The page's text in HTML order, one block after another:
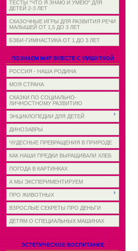
ТЕСТЫ "ЧТО Я ЗНАЮ И УМЕЮ" ДЛЯ
ДЕТЕЙ 2-3 ЛЕТ
СКАЗОЧНЫЕ ИГРЫ ДЛЯ РАЗВИТИЯ РЕЧИ
МАЛЫШЕЙ ОТ 1,5 ДО 3 ЛЕТ
БЭБИ-ГИМНАСТИКА ОТ 1 ДО 3 ЛЕТ
ПОЗНАЕМ МИР ВМЕСТЕ С МИШУТКОЙ
РОССИЯ - НАША РОДИНА
МОЯ СТРАНА
СКАЗКИ ПО СОЦИАЛЬНО-
ЛИЧНОСТНОМУ РАЗВИТИЮ
ЭНЦИКЛОПЕДИИ ДЛЯ ДЕТЕЙ
ДИНОЗАВРЫ
ЧУДЕСНЫЕ ПРЕВРАЩЕНИЯ В ПРИРОДЕ
КАК НАШИ ПРЕДКИ ВЫРАЩИВАЛИ ХЛЕБ
ПОГОДА В КАРТИНКАХ
А МЫ ЭКСПЕРИМЕНТИРУЕМ
ПРО ЖИВОТНЫХ
ВЗРОСЛЫЕ СЕКРЕТЫ ПРО ДЕНЬГИ
ДЕТЯМ О СПЕЦИАЛЬНЫХ МАШИНАХ
ЭСТЕТИЧЕСКОЕ ВОСПИТАНИЕ